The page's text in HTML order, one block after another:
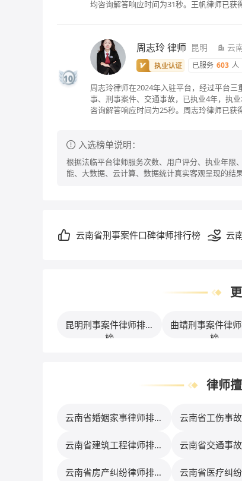
均咨询解答响应时间为31秒。王帆律师已获
10
周志玲律师 昆明 云
已服务 603 人
周志玲律师在2024年入驻平台，经过平台
事、刑事案件、交通事故，已执业4年，执
咨询解答响应时间为25秒。周志玲律师已获
入选榜单说明：
根据法临平台律师服务次数、用户评分、执业年限
能、大数据、云计算、数据统计真实客观呈现的结
云南省刑事案件口碑律师排行榜
云
昆明刑事案件律师排行
榜
曲靖刑事案件律师
榜
律师
云南省婚姻家事律师排行
云南省工伤事
云南省建筑工程律师排行
云南省交通事
云南省房产纠纷律师排行
云南省医疗纠